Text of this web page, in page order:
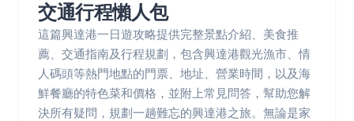
交通行程懶人包
這篇興達港一日遊攻略提供完整景點介紹、美食推
薦、交通指南及行程規劃，包含興達港觀光漁市、情
人碼頭等熱門地點的門票、地址、營業時間，以及海
鮮餐廳的特色菜和價格，並附上常見問答，幫助您解
決所有疑問，規劃一趟難忘的興達港之旅。無論是家